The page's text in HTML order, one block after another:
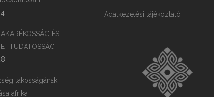
ÉS
lakosságának
afrikai
Adatkezelési tájékoztató